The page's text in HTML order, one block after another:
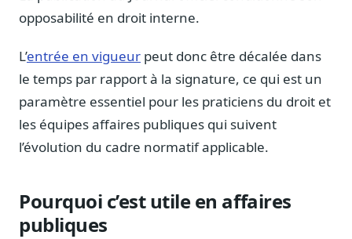
Sécurité
Hébergement européen, RGPD
Presse
opposabilité en droit interne.
L’entrée en vigueur peut donc être décalée dans
le temps par rapport à la signature, ce qui est un
paramètre essentiel pour les praticiens du droit et
les équipes affaires publiques qui suivent
l’évolution du cadre normatif applicable.
Pourquoi c’est utile en affaires
publiques